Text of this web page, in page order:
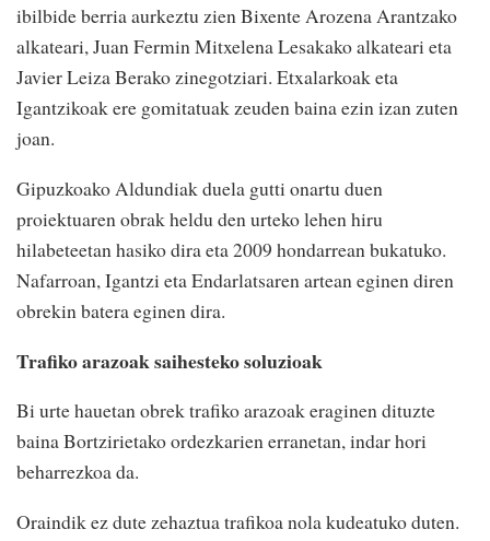
ibilbide berria aurkeztu zien Bixente Arozena Arantzako
alkateari, Juan Fermin Mitxelena Lesakako alkateari eta
Javier Leiza Berako zinegotziari. Etxalarkoak eta
Igantzikoak ere gomitatuak zeuden baina ezin izan zuten
joan.
Gipuzkoako Aldundiak duela gutti onartu duen
proiektuaren obrak heldu den urteko lehen hiru
hilabeteetan hasiko dira eta 2009 hondarrean bukatuko.
Nafarroan, Igantzi eta Endarlatsaren artean eginen diren
obrekin batera eginen dira.
Trafiko arazoak saihesteko soluzioak
Bi urte hauetan obrek trafiko arazoak eraginen dituzte
baina Bortzirietako ordezkarien erranetan, indar hori
beharrezkoa da.
Oraindik ez dute zehaztua trafikoa nola kudeatuko duten.